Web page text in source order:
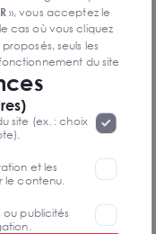
de serre
», vous acceptez le
cas où vous cliquez
seuls les
du site
pouvez consulter
site internet, il
Vous avez la
ne seront
actuellement
site (ex. : choix
et les
le contenu.
ou publicités